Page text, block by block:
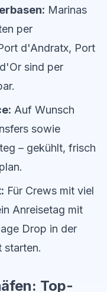
Marinas
per
d'Andratx, Port
sind per
Auf Wunsch
sowie
– gekühlt, frisch
Für Crews mit viel
Anreisetag mit
Drop in der
starten.
Top-